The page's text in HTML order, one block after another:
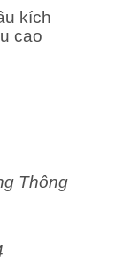
kích
cao
Thông